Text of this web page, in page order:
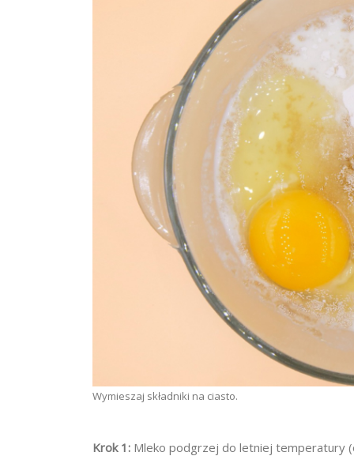
Wymieszaj składniki na ciasto.
Krok 1: Mleko podgrzej do letniej temperatury